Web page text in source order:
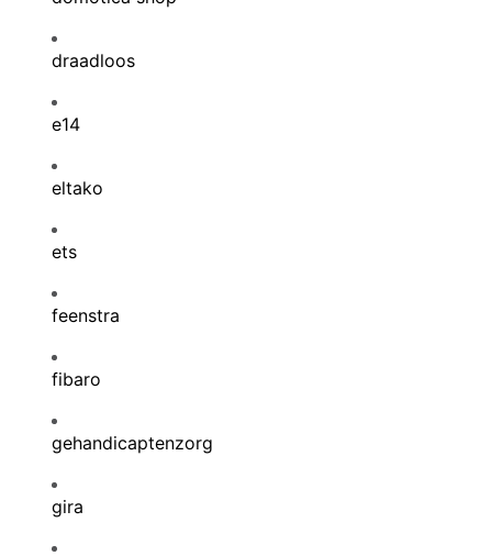
draadloos
e14
eltako
ets
feenstra
fibaro
gehandicaptenzorg
gira